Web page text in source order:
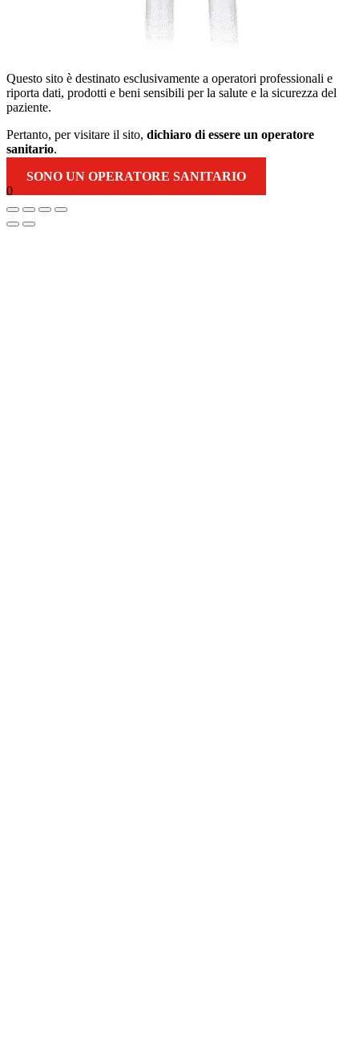
Questo sito è destinato esclusivamente a operatori professionali e
riporta dati, prodotti e beni sensibili per la salute e la sicurezza del
paziente.
Pertanto, per visitare il sito, dichiaro di essere un operatore
sanitario.
SONO UN OPERATORE SANITARIO
0
Torna
in